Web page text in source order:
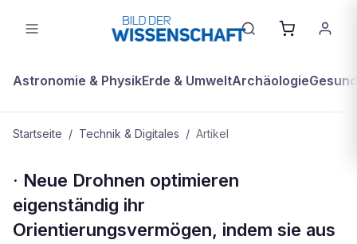
Astronomie & PhysikErde & UmweltArchäologie
Startseite / Technik & Digitales / Artikel
Kompakt
· Neue Drohnen optimieren
eigenständig ihr
Orientierungsvermögen, indem sie aus